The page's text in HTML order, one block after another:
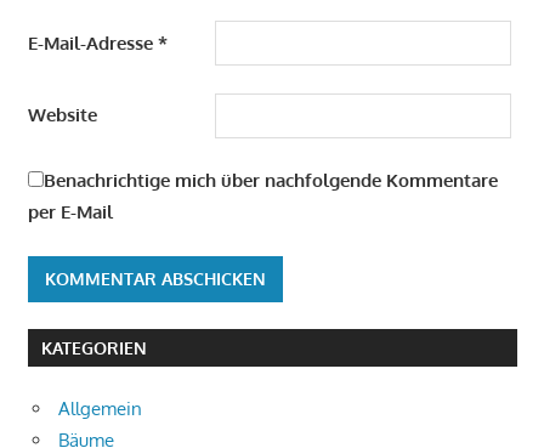
E-Mail-Adresse *
Website
Benachrichtige mich über nachfolgende Kommentare
per E-Mail
KATEGORIEN
Allgemein
Bäume